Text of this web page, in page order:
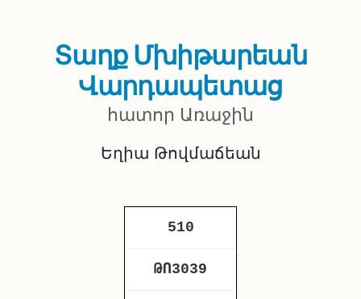
Տաղք Մխիթարեան
Վարդապետաց
հատոր Առաջին
Եղիա Թովմաճեան
510
ԹՈ3039